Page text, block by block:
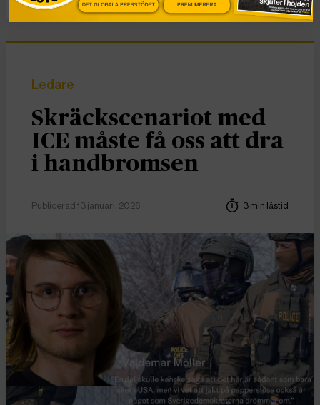
Ledare
Skräckscenariot med
ICE måste få oss att dra
i handbromsen
Publicerad 13 januari, 2026 3 min lästid
DET GLOBALA PRESSTÖDET PRENUMERERA